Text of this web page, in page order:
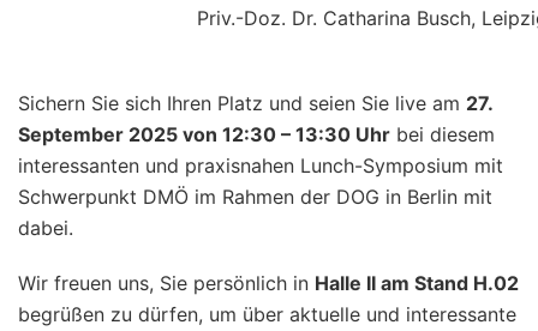
Priv.-Doz. Dr. Catharina Busch,
Sichern Sie sich Ihren Platz und seien Sie live am 27.
September 2025 von 12:30 – 13:30 Uhr bei diesem
interessanten und praxisnahen Lunch-Symposium mit
Schwerpunkt DMÖ im Rahmen der DOG in Berlin mit
dabei.
Wir freuen uns, Sie persönlich in Halle II am Stand H.02
begrüßen zu dürfen, um über aktuelle und interessante